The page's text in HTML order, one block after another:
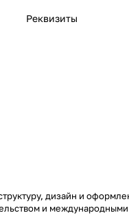
Реквизиты
дизайн и
и